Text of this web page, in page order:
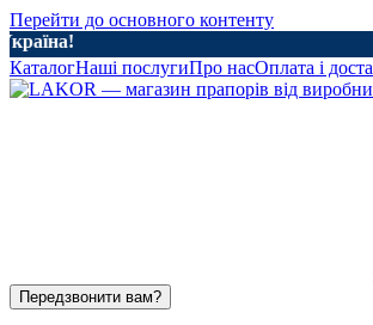
Перейти до основного контенту
КаталогНаші послугиПро насОплата і
Передзвонити вам?